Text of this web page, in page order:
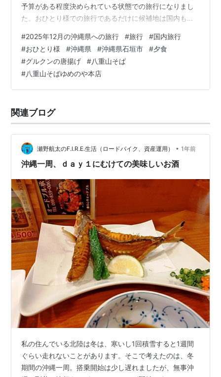
予算がある程度決められている状態での旅行になりまし
た。おひとり様での旅行であるだけに候補地は国内も海
南国リゾートに出掛けたいと思って複数の候補地から航
空券を探す事にしました。 往路と復路の航空券の料金の
面で丁度良かったのが2025年12月25日の出発で12月29
日の帰着でしたので日程の面では4泊5日の旅程の内容に
なりましたが、南国リゾートでも前々から興味のある石
#2025年12月の沖縄県への旅行 #旅行 #国内旅行
#おひとり様 #沖縄県 #沖縄県石垣市 #夕食
#グルクンの唐揚げ #八重山そば
#八重山そばゆめのや本店
関連ブログ
瀬野航太のF.I.R.E.生活（ロードバイク、資産運用） • 1年前
沖縄一周、ｄａｙ１にむけての美味しいお酒
私の住んでいる北陸は冬は、寒いし1回積雪すると1週間
ぐらい走れないことがあります。そこで考えたのは、冬
期間の沖縄一周。搭乗開始は少し遅れましたが、無事沖